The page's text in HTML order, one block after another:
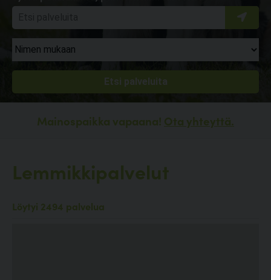
Mainospaikka vapaana! Ota yhteyttä.
Lemmikkipalvelut
Löytyi 2494 palvelua